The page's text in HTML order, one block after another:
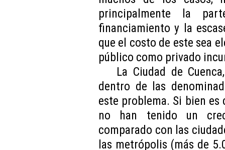
principalmente la
financiamiento y la
que el costo de este sea
público como privado
La Ciudad de
dentro de las
este problema. Si bien
no han tenido un
comparado con las
las metrópolis (más de